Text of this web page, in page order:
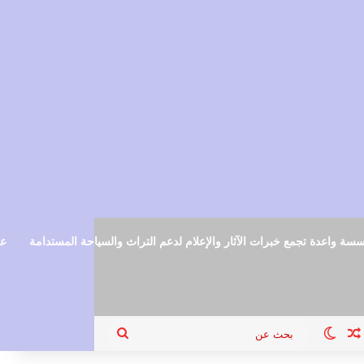
واعدة تجمع خبرات الآثار والإعلام لدعم التراث والسياحة المستدامة
الدخول
مقال عشوائي
الوضع المظلم
بحث